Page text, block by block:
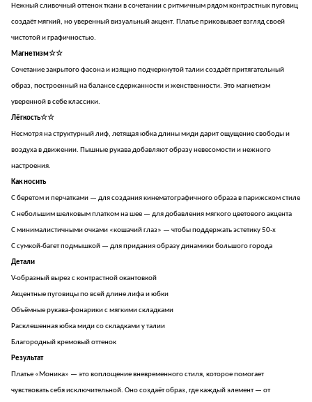
Нежный сливочный оттенок ткани в сочетании с ритмичным рядом контрастных пуговиц
создаёт мягкий, но уверенный визуальный акцент. Платье приковывает взгляд своей
чистотой и графичностью.
Магнетизм☆☆
Сочетание закрытого фасона и изящно подчеркнутой талии создаёт притягательный
образ, построенный на балансе сдержанности и женственности. Это магнетизм
уверенной в себе классики.
Лёгкость☆☆
Несмотря на структурный лиф, летящая юбка длины миди дарит ощущение свободы и
воздуха в движении. Пышные рукава добавляют образу невесомости и нежного
настроения.
Как носить
С беретом и перчатками — для создания кинематографичного образа в парижском стиле
С небольшим шелковым платком на шее — для добавления мягкого цветового акцента
С минималистичными очками «кошачий глаз» — чтобы поддержать эстетику 50-х
С сумкой-багет подмышкой — для придания образу динамики большого города
Детали
V-образный вырез с контрастной окантовкой
Акцентные пуговицы по всей длине лифа и юбки
Объёмные рукава-фонарики с мягкими складками
Расклешенная юбка миди со складками у талии
Благородный кремовый оттенок
Результат
Платье «Моника» — это воплощение вневременного стиля, которое помогает
чувствовать себя исключительной. Оно создаёт образ, где каждый элемент — от